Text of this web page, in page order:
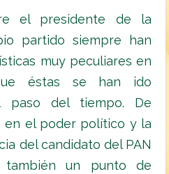
el presidente de la
partido siempre han
muy peculiares en
éstas se han ido
paso del tiempo. De
en el poder político y la
del candidato del PAN
un punto de